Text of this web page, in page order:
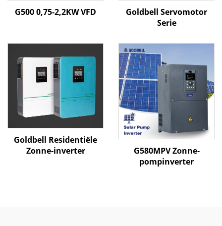
G500 0,75-2,2KW VFD
Goldbell Servomotor
Serie
Goldbell Residentiële
Zonne-inverter
G580MPV Zonne-
pompinverter